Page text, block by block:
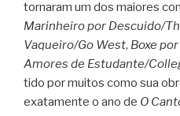
tornaram um dos maiores
Marinheiro por Descuido/
Vaqueiro/Go West, Boxe
Amores de Estudante/
tido por muitos como sua
exatamente o ano de O